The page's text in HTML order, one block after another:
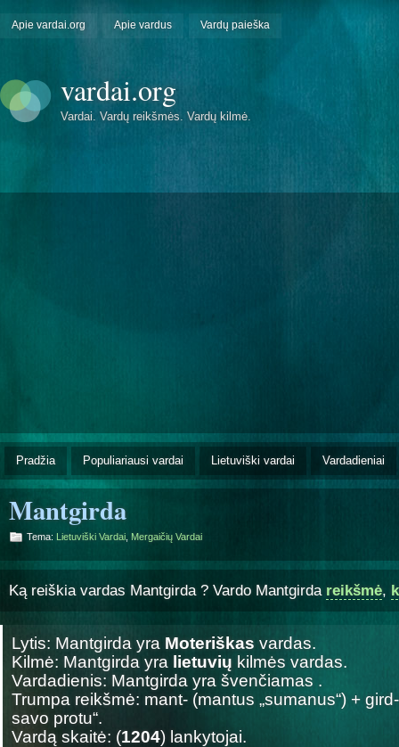
Apie vardai.org Apie vardus Vardų paieška
vardai.org
Vardai. Vardų reikšmės. Vardų kilmė.
Pradžia Populiariausi vardai Lietuviški vardai Vardadieniai
Mantgirda
Tema: Lietuviški Vardai Mergaičių Vardai
Ką reiškia vardas Mantgirda ? Vardo Mantgirda reikšmė,
Lytis: Mantgirda yra Moteriškas vardas.
Kilmė: Mantgirda yra lietuvių kilmės vardas.
Vardadienis: Mantgirda yra švenčiamas .
Trumpa reikšmė: mant- (mantus „sumanus“) +
savo protu“.
Vardą skaitė: (1204) lankytojai.